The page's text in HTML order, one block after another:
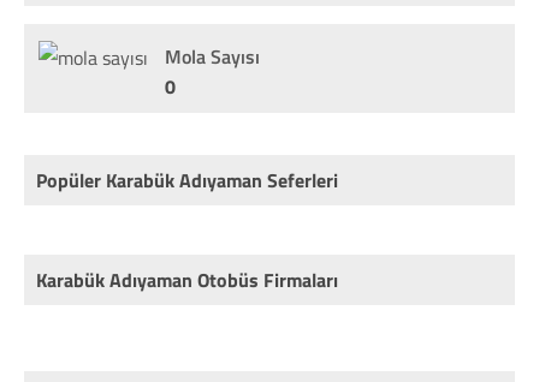
Mola Sayısı
0
Popüler Karabük Adıyaman Seferleri
Karabük Adıyaman Otobüs Firmaları